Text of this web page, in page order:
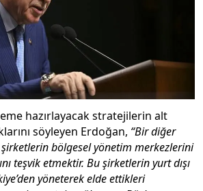
hazırlayacak stratejilerin alt
söyleyen Erdoğan, “Bir diğer
bölgesel yönetim merkezlerini
teşvik etmektir. Bu şirketlerin yurt dışı
yöneterek elde ettikleri